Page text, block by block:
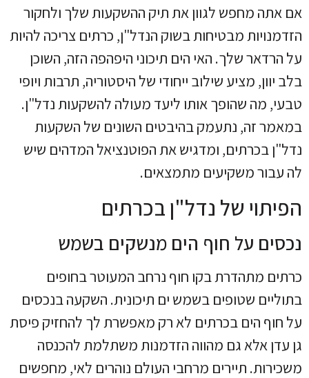
אם אתה מחפש לגוון את תיק ההשקעות שלך ולחקור
הזדמנויות מבטיחות בשוק הנדל"ן, כרתים צריכה להיות
על הרדאר שלך. האי הים תיכוני היפהפה הזה, השוכן
בלב יוון, מציע שילוב ייחודי של היסטוריה, תרבות ויופי
טבעי, מה שהופך אותו ליעד מעולה להשקעות נדל"ן.
במאמר זה, נתעמק בהיבטים השונים של השקעות
נדל"ן בכרתים, ומדגיש את הפוטנציאל המדהים שיש
לה עבור משקיעים מתמצאים.
הפיתוי של נדל"ן בכרתים
נכסים על חוף הים מנשקים בשמש
כרתים מתהדרת בקו חוף נרחב המעוטר בחופים
בתוליים שטופים בשמש ים תיכונית. השקעה בנכסים
על חוף הים בכרתים לא רק מאפשרת לך להחזיק פיסת
גן עדן אלא גם מהווה הזדמנות משתלמת להכנסה
משכירות. תיירים מרחבי העולם נוהרים לאי, מחפשים